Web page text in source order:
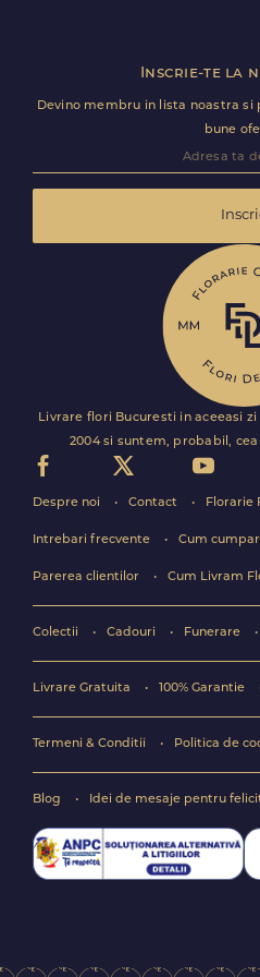
Inscrie-te la
Devino membru in lista noastra
bune
Livrare flori Bucuresti in aceeasi
2004 si suntem, probabil,
Despre noi Contact Florarie
Intrebari frecvente Cum
Parerea clientilor Cum Livram
Colectii Cadouri Funerare
Livrare Gratuita 100% Garantie
Termeni & Conditii Politica de
Blog Idei de mesaje pentru